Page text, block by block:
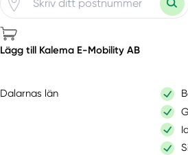
Lägg till Kalema E-Mobility AB
Dalarnas län